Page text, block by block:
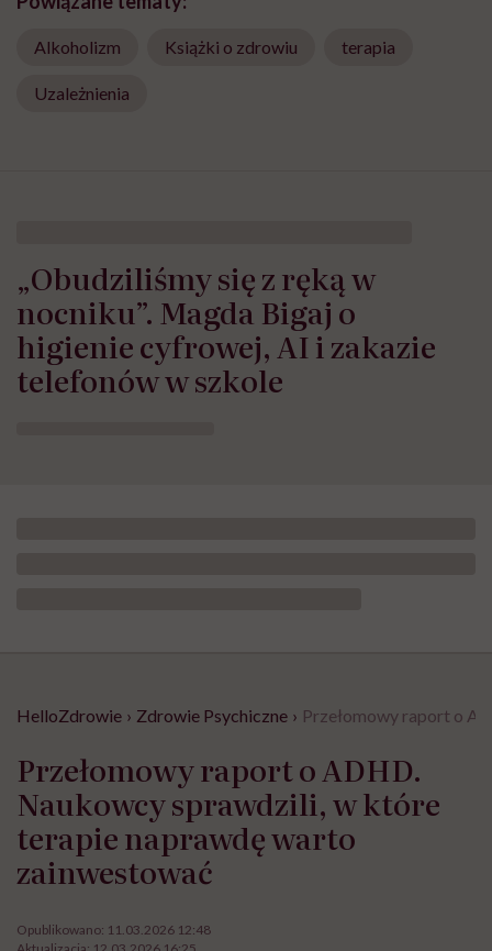
Alkoholizm Książki o zdrowiu terapia
Uzależnienia
„Obudziliśmy się z ręką w
nocniku”. Magda Bigaj o
higienie cyfrowej, AI i zakazie
telefonów w szkole
HelloZdrowie › Zdrowie Psychiczne › Przełomowy raport o
Przełomowy raport o ADHD.
Naukowcy sprawdzili, w które
terapie naprawdę warto
zainwestować
Opublikowano: 11.03.2026 12:48